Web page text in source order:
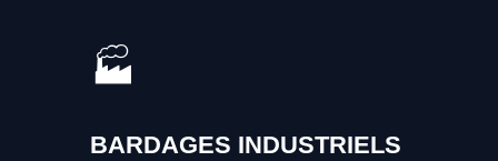
🏭
BARDAGES INDUSTRIELS